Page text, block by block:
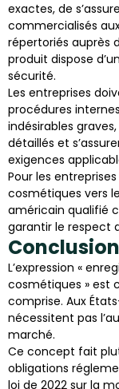
exactes, de
commercialisés
répertoriés auprès
produit dispose
sécurité.
Les entreprises
procédures
indésirables
détaillés et
exigences
Pour les
cosmétiques vers
américain qualifié
garantir le respect
Conclusion
L’expression «
cosmétiques » est
comprise. Aux
nécessitent pas
marché.
Ce concept fait
obligations
loi de 2022 sur la